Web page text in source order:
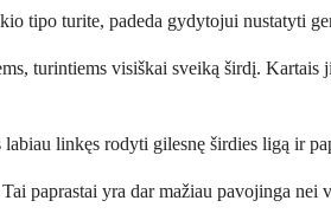
tipo turite, padeda gydytojui nustatyti
turintiems visiškai sveiką širdį. Kartais
linkęs rodyti gilesnę širdies ligą ir
paprastai yra dar mažiau pavojinga nei